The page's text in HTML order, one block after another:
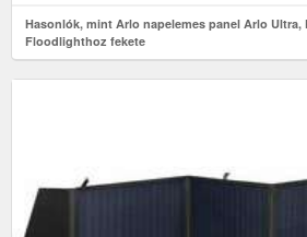
Hasonlók, mint Arlo napelemes panel Arlo Ultra,
Floodlighthoz fekete